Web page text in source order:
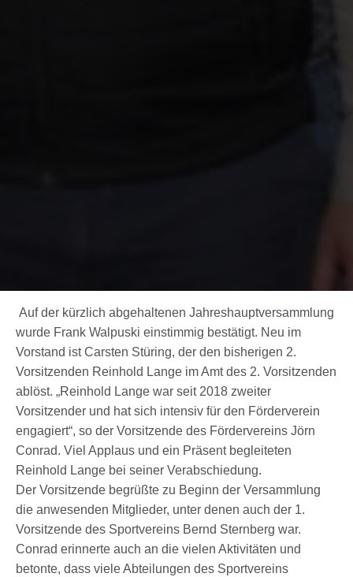
Auf der kürzlich abgehaltenen Jahreshauptversammlung
wurde Frank Walpuski einstimmig bestätigt. Neu im
Vorstand ist Carsten Stüring, der den bisherigen 2.
Vorsitzenden Reinhold Lange im Amt des 2. Vorsitzenden
ablöst. „Reinhold Lange war seit 2018 zweiter
Vorsitzender und hat sich intensiv für den Förderverein
engagiert“, so der Vorsitzende des Fördervereins Jörn
Conrad. Viel Applaus und ein Präsent begleiteten
Reinhold Lange bei seiner Verabschiedung.
Der Vorsitzende begrüßte zu Beginn der Versammlung
die anwesenden Mitglieder, unter denen auch der 1.
Vorsitzende des Sportvereins Bernd Sternberg war.
Conrad erinnerte auch an die vielen Aktivitäten und
betonte, dass viele Abteilungen des Sportvereins